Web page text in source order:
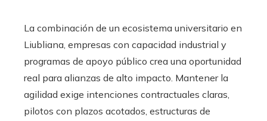
La combinación de un ecosistema universitario en
Liubliana, empresas con capacidad industrial y
programas de apoyo público crea una oportunidad
real para alianzas de alto impacto. Mantener la
agilidad exige intenciones contractuales claras,
pilotos con plazos acotados, estructuras de